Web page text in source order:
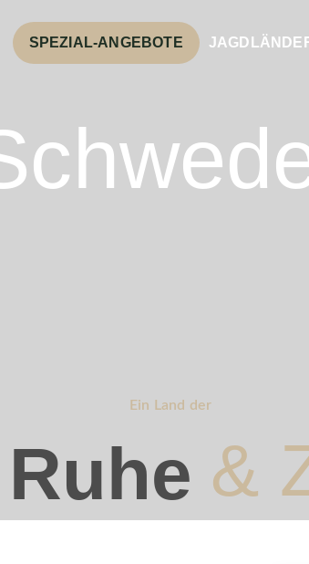
SPEZIAL-ANGEBOTE
Ein Land der
Ruhe &